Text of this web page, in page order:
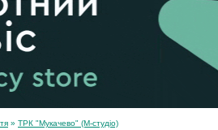
» ТРК "Мукачево" (М-студіо)